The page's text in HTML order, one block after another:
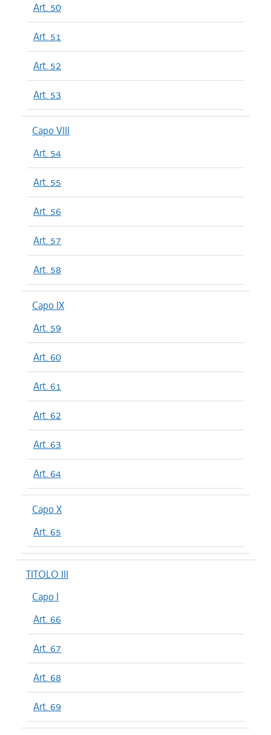
Art. 50
Art. 51
Art. 52
Art. 53
Capo VIII
Art. 54
Art. 55
Art. 56
Art. 57
Art. 58
Capo IX
Art. 59
Art. 60
Art. 61
Art. 62
Art. 63
Art. 64
Capo X
Art. 65
TITOLO III
Capo I
Art. 66
Art. 67
Art. 68
Art. 69